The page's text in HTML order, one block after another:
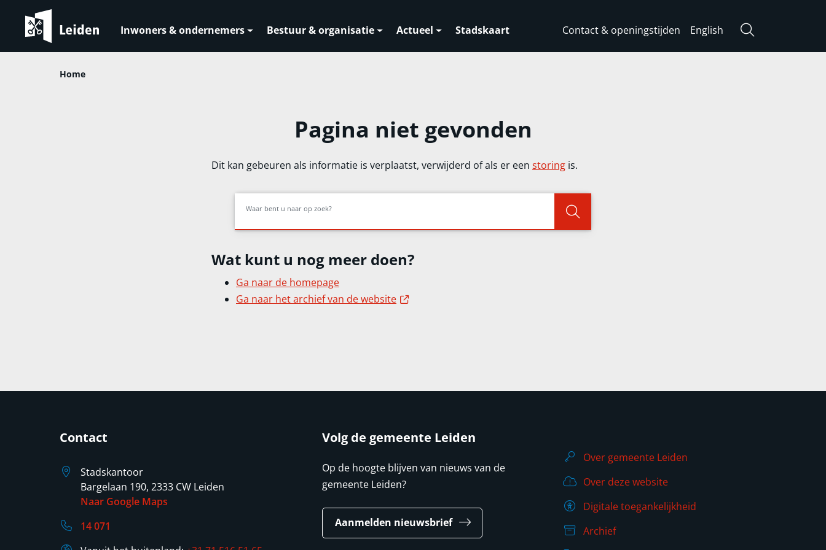
Inwoners & ondernemers Bestuur & organisatie Actueel Stadskaart Contact & openingstijden English Zoeken
Home
Pagina niet gevonden
Dit kan gebeuren als informatie is verplaatst, verwijderd of als er een storing is.
Waar bent u naar op zoek?
Wat kunt u nog meer doen?
Ga naar de homepage
Ga naar het archief van de website
Contact
Stadskantoor
Bargelaan 190, 2333 CW Leiden
Naar Google Maps
14 071
Volg de gemeente Leiden
Op de hoogte blijven van nieuws van de
gemeente Leiden?
Aanmelden nieuwsbrief
Over gemeente Leiden
Over deze website
Digitale toegankelijkheid
Archief